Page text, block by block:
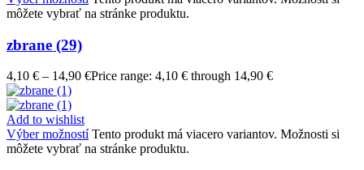
môžete vybrať na stránke produktu.
zbrane (29)
4,10 € – 14,90 €Price range: 4,10 € through 14,90 €
Add to wishlist
Výber možností Tento produkt má viacero variantov. Možnosti si
môžete vybrať na stránke produktu.